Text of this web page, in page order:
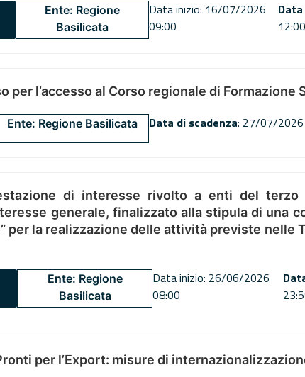
Ente: Regione
Basilicata
Data inizio: 16/07/2026
09:00
12:00
per l’accesso al Corso regionale di
Ente: Regione Basilicata Data di scadenza: 27/07/2026
di interesse rivolto a enti del
generale, finalizzato alla stipula di una
per la realizzazione delle attività previste nelle
Ente: Regione
Basilicata
Data inizio: 26/06/2026
08:00
per l’Export: misure di